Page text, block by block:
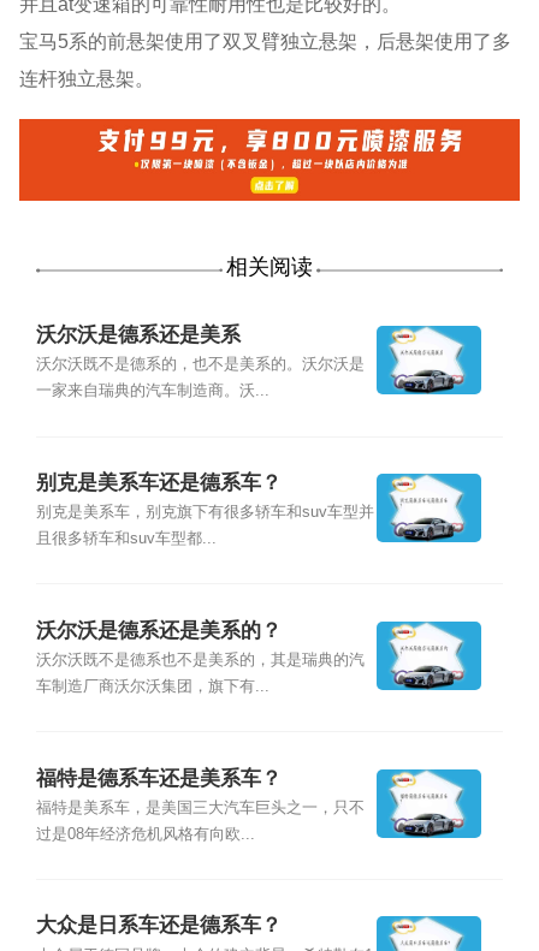
宝马5系的前悬架使用了双叉臂独立悬架，后悬架使用了多
连杆独立悬架。
相关阅读
沃尔沃是德系还是美系
沃尔沃既不是德系的，也不是美系的。沃尔沃是
一家来自瑞典的汽车制造商。沃...
别克是美系车还是德系车？
别克是美系车，别克旗下有很多轿车和suv车型并
且很多轿车和suv车型都...
沃尔沃是德系还是美系的？
沃尔沃既不是德系也不是美系的，其是瑞典的汽
车制造厂商沃尔沃集团，旗下有...
福特是德系车还是美系车？
福特是美系车，是美国三大汽车巨头之一，只不
过是08年经济危机风格有向欧...
大众是日系车还是德系车？